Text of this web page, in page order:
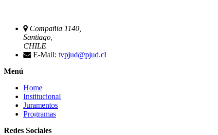
Compañia 1140,
Santiago,
CHILE
E-Mail: tvpjud@pjud.cl
Menú
Home
Institucional
Juramentos
Programas
Redes Sociales